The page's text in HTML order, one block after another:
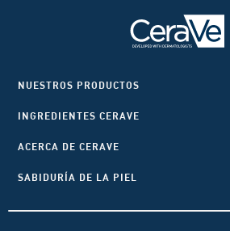
NUESTROS PRODUCTOS
INGREDIENTES CERAVE
ACERCA DE CERAVE
SABIDURÍA DE LA PIEL